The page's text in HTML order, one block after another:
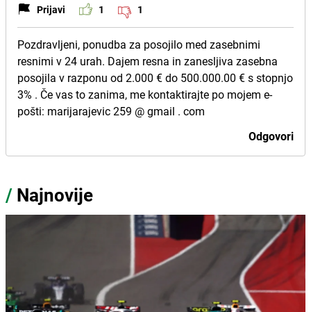
Prijavi 1 1
Pozdravljeni, ponudba za posojilo med zasebnimi
resnimi v 24 urah. Dajem resna in zanesljiva zasebna
posojila v razponu od 2.000 € do 500.000.00 € s stopnjo
3% . Če vas to zanima, me kontaktirajte po mojem e-
pošti: marijarajevic 259 @ gmail . com
Odgovori
/ Najnovije